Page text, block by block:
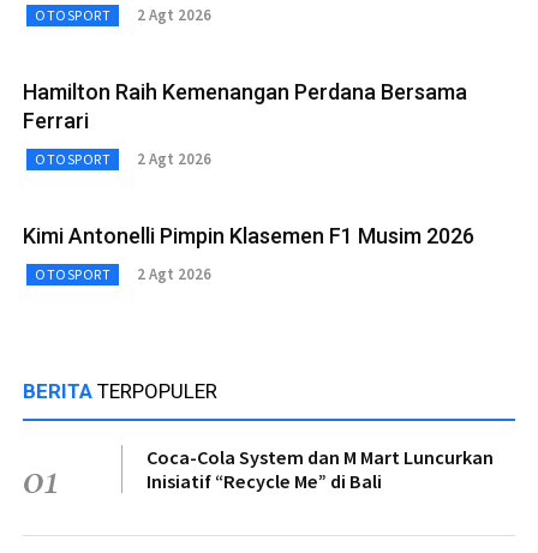
OTOSPORT 2 Agt 2026
Hamilton Raih Kemenangan Perdana Bersama
Ferrari
OTOSPORT 2 Agt 2026
Kimi Antonelli Pimpin Klasemen F1 Musim 2026
OTOSPORT 2 Agt 2026
BERITA TERPOPULER
01
Coca-Cola System dan M Mart Luncurkan
Inisiatif “Recycle Me” di Bali